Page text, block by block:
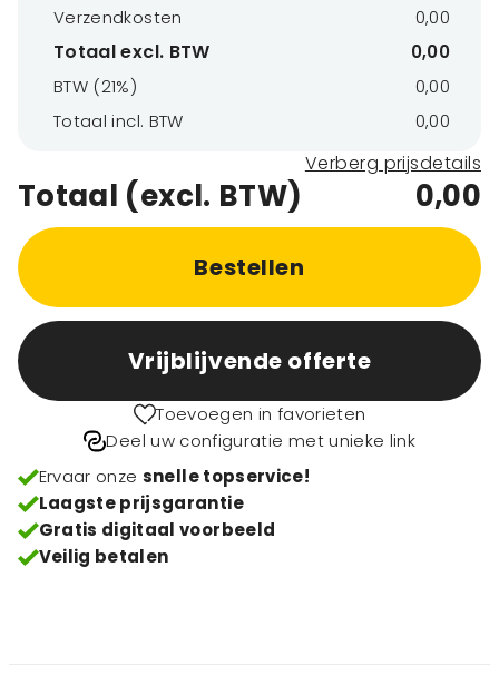
Verzendkosten
0,00
Totaal excl. BTW
0,00
BTW (21%)
0,00
Totaal incl. BTW
0,00
Verberg prijsdetails
Totaal (excl. BTW) 0,00
Bestellen
Vrijblijvende offerte
Toevoegen in favorieten
Deel uw configuratie met unieke link
Ervaar onze snelle topservice!
Laagste prijsgarantie
Gratis digitaal voorbeeld
Veilig betalen